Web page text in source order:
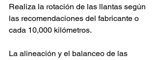
Realiza la rotación de las llantas según
las recomendaciones del fabricante o
cada 10,000 kilómetros.
La alineación y el balanceo de las